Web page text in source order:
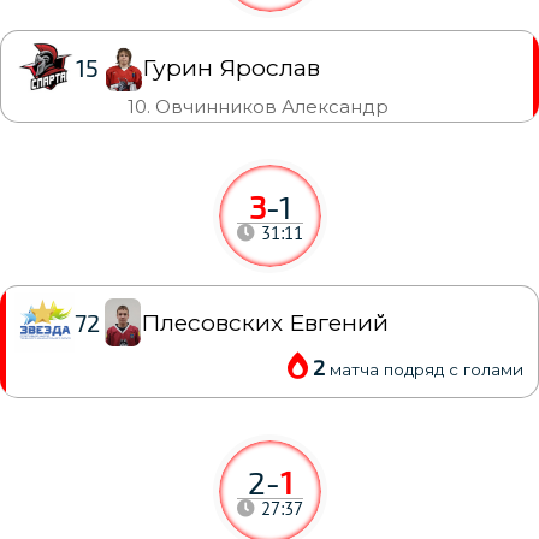
2-1
27:37
3-1
31:11
72 Плесовских Евгений
2 матча подряд с голами
15 Гурин Ярослав
10. Овчинников Александр